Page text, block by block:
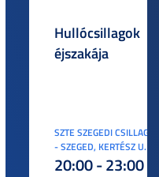
Hullócsillagok
éjszakája
SZTE SZEGEDI
- SZEGED, KERTÉSZ U. 3.
20:00 - 23:00